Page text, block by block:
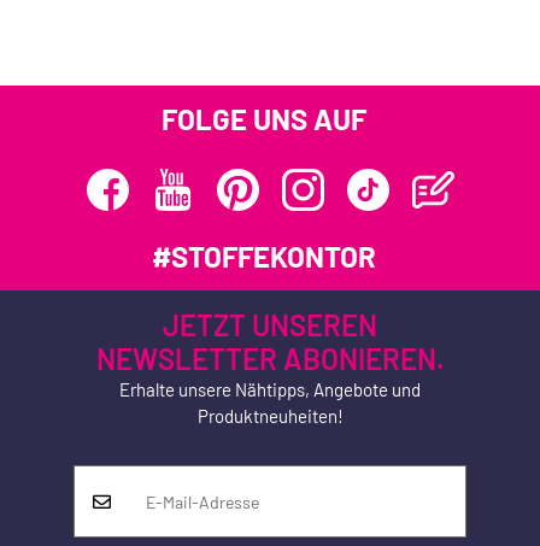
FOLGE UNS AUF
#STOFFEKONTOR
JETZT UNSEREN
NEWSLETTER ABONIEREN.
Erhalte unsere Nähtipps, Angebote und
Produktneuheiten!